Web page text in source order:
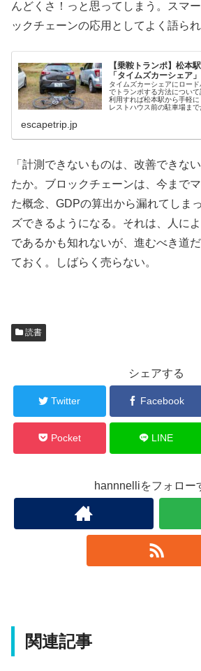
んどくさ！っと思ってしまう。スマ
ックチェーンの応用としてよく語られ
【乗鞍トランポ】松本
「タイムズカーシェア
タイムズカーシェアにロー
でトランポする方法につい
利用すれば松本駅から手軽
レストハウス前の駐車場まで
escapetrip.jp
「計測できないものは、改善できな
たか。ブロックチェーンは、今まで
た概念、GDPの算出から漏れてしま
ズできるようになる。それは、人に
であるかも知れないが、進むべき道
ておく。しばらく売らない。
読書
シェアする
Twitter Facebook
Pocket LINE
hannnelliをフォロー
関連記事